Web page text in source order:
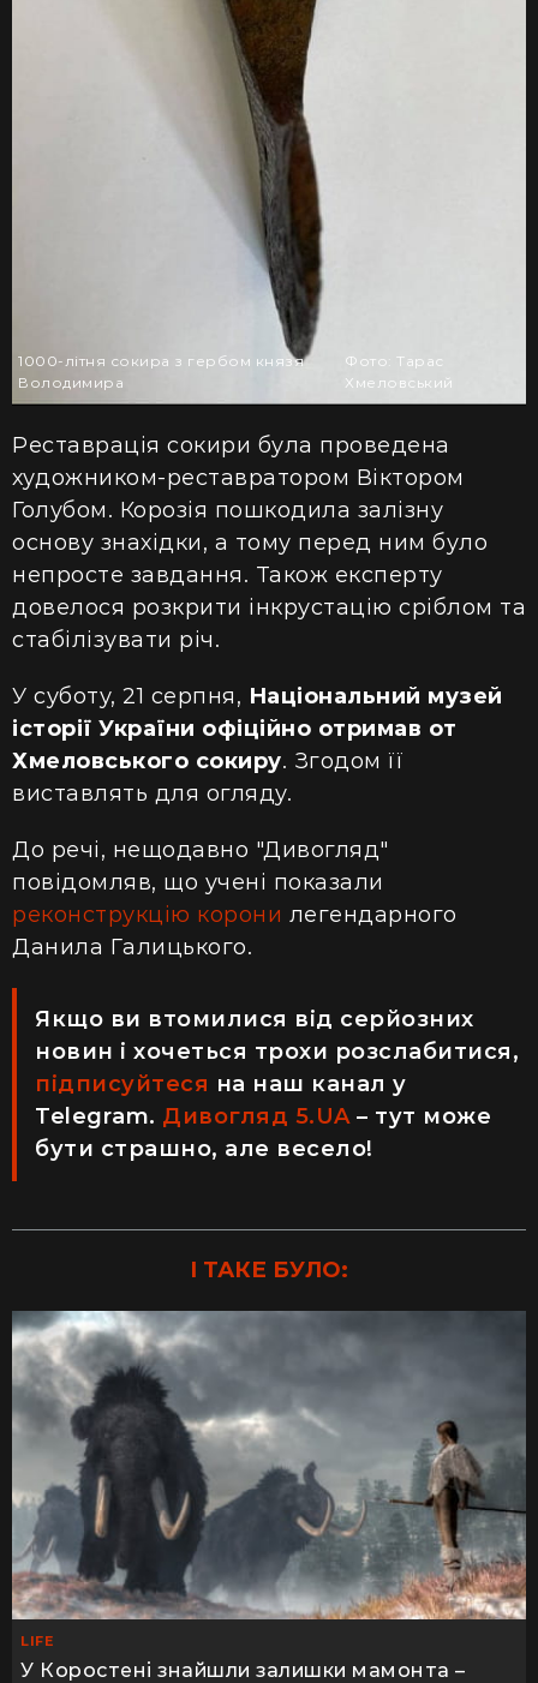
1000-літня сокира з гербом князя
Володимира
Фото: Тарас
Хмеловський
Реставрація сокири була проведена
художником-реставратором Віктором
Голубом. Корозія пошкодила залізну
основу знахідки, а тому перед ним було
непросте завдання. Також експерту
довелося розкрити інкрустацію сріблом та
стабілізувати річ.
У суботу, 21 серпня, Національний музей
історії України офіційно отримав от
Хмеловського сокиру. Згодом її
виставлять для огляду.
До речі, нещодавно "Дивогляд"
повідомляв, що учені показали
реконструкцію корони легендарного
Данила Галицького.
Якщо ви втомилися від серйозних
новин і хочеться трохи розслабитися,
підписуйтеся на наш канал у
Telegram. Дивогляд 5.UA– тут може
бути страшно, але весело!
І ТАКЕ БУЛО:
LIFE
У Коростені знайшли залишки мамонта –